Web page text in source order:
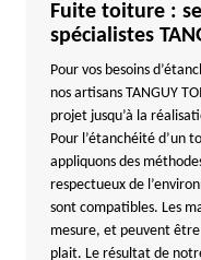
Fuite toiture :
spécialistes
Pour vos besoins
nos artisans TANGUY
projet jusqu’à la
Pour l’étanchéité d’un
appliquons des
respectueux de
sont compatibles. Les
mesure, et peuvent
plait. Le résultat de